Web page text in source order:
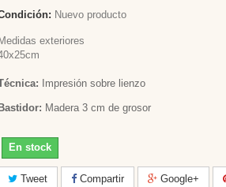
Nuevo producto
exteriores
Impresión sobre lienzo
Madera 3 cm de grosor
En stock
Tweet Compartir Google+